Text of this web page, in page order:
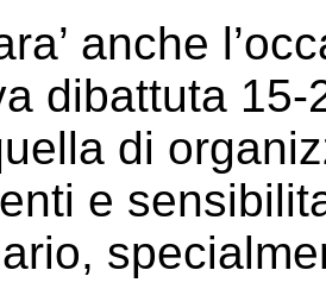
anche
dibattuta 15-
di
e